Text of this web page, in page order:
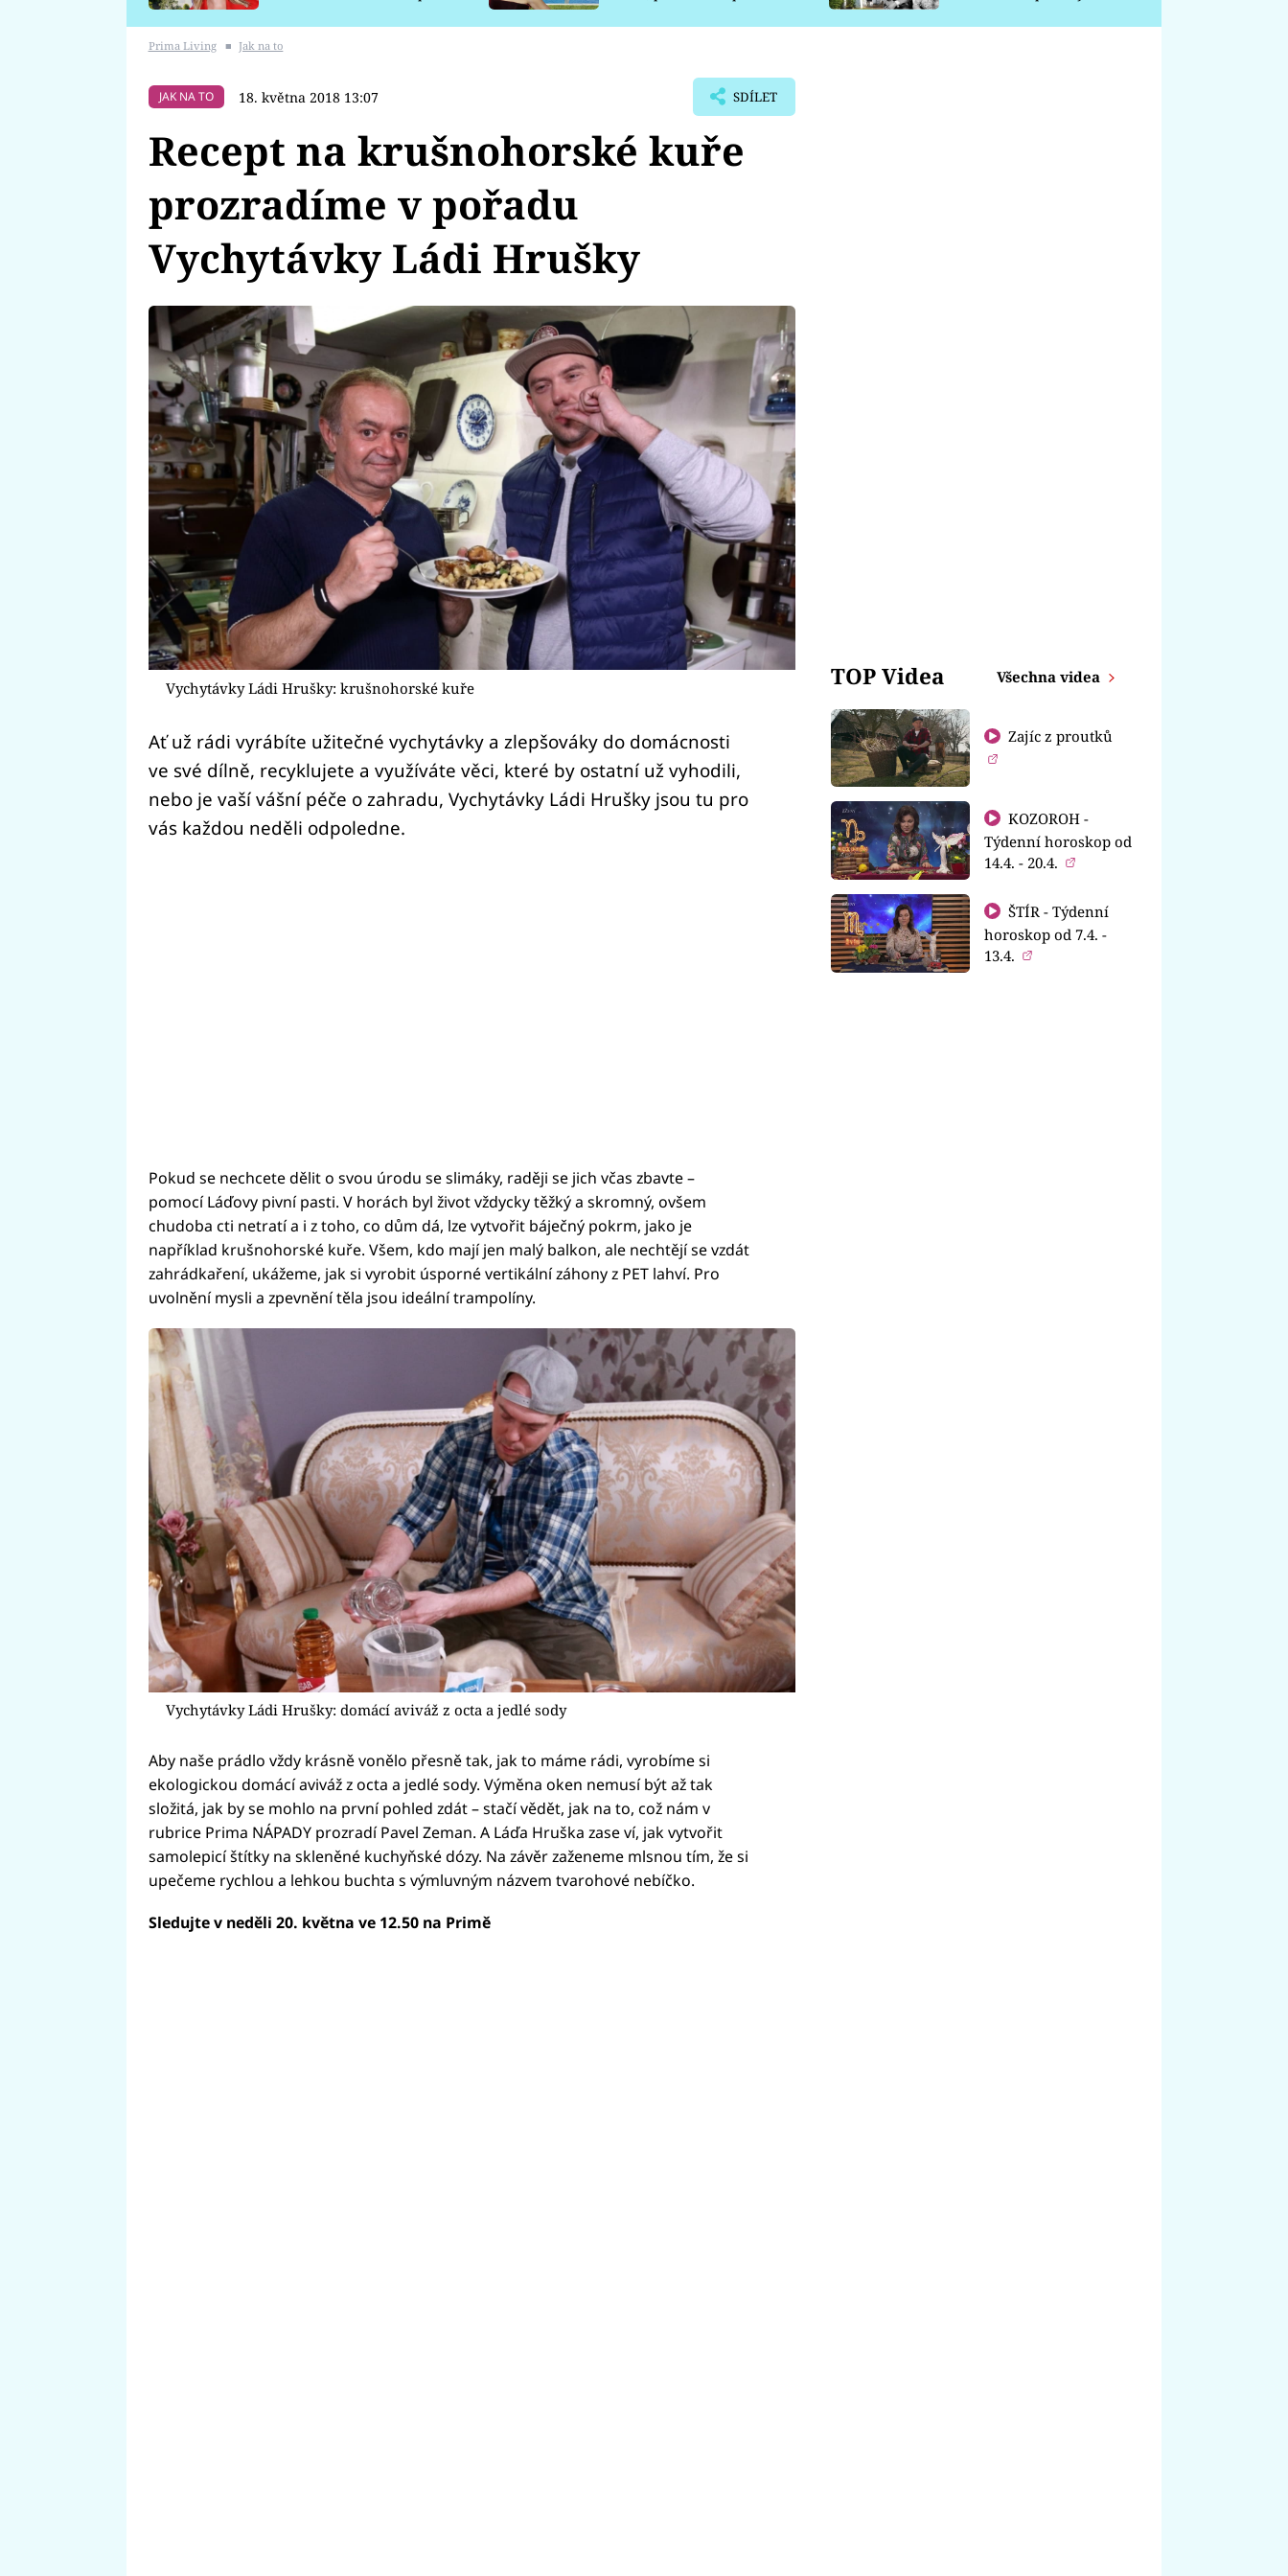
Prima Living ■ Jak na to
JAK NA TO 18. května 2018 13:07 SDÍLET
Recept na krušnohorské kuře
prozradíme v pořadu
Vychytávky Ládi Hrušky
Vychytávky Ládi Hrušky: krušnohorské kuře
Ať už rádi vyrábíte užitečné vychytávky a zlepšováky do domácnosti
ve své dílně, recyklujete a využíváte věci, které by ostatní už vyhodili,
nebo je vaší vášní péče o zahradu, Vychytávky Ládi Hrušky jsou tu pro
vás každou neděli odpoledne.
Pokud se nechcete dělit o svou úrodu se slimáky, raději se jich včas zbavte –
pomocí Láďovy pivní pasti. V horách byl život vždycky těžký a skromný, ovšem
chudoba cti netratí a i z toho, co dům dá, lze vytvořit báječný pokrm, jako je
například krušnohorské kuře. Všem, kdo mají jen malý balkon, ale nechtějí se vzdát
zahrádkaření, ukážeme, jak si vyrobit úsporné vertikální záhony z PET lahví. Pro
uvolnění mysli a zpevnění těla jsou ideální trampolíny.
Vychytávky Ládi Hrušky: domácí aviváž z octa a jedlé sody
Aby naše prádlo vždy krásně vonělo přesně tak, jak to máme rádi, vyrobíme si
ekologickou domácí aviváž z octa a jedlé sody. Výměna oken nemusí být až tak
složitá, jak by se mohlo na první pohled zdát – stačí vědět, jak na to, což nám v
rubrice Prima NÁPADY prozradí Pavel Zeman. A Láďa Hruška zase ví, jak vytvořit
samolepicí štítky na skleněné kuchyňské dózy. Na závěr zaženeme mlsnou tím, že si
upečeme rychlou a lehkou buchta s výmluvným názvem tvarohové nebíčko.
Sledujte v neděli 20. května ve 12.50 na Primě
TOP Videa Všechna videa
Zajíc z proutků
KOZOROH -
Týdenní horoskop od
14.4. - 20.4.
ŠTÍR - Týdenní
horoskop od 7.4. -
13.4.